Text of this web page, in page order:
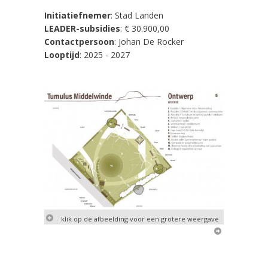
Initiatiefnemer: Stad Landen
LEADER-subsidies: € 30.900,00
Contactpersoon: Johan De Rocker
Looptijd: 2025 - 2027
klik op de afbeelding voor een grotere weergave